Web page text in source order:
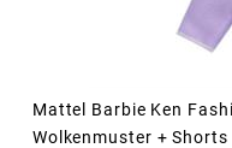
Mattel Barbie Ken
Wolkenmuster + Shorts